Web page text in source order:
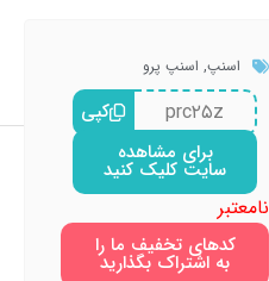
اسنپ, اسنپ پرو
prc۲۵z
کپی
برای مشاهده
سایت کلیک کنید
نامعتبر
کدهای تخفیف ما را
به اشتراک بگذارید